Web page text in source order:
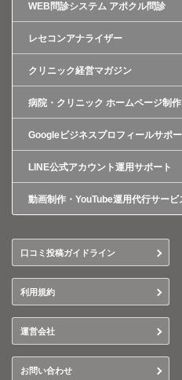
WEB問診システム アポクル問診
レセコンアナライザー
クリニック経営マガジン
病院・クリニック ホームページ制作
Googleビジネスプロフィールサポ
LINE公式アカウント運用サポート
動画制作・YouTube運用代行サービ
口コミ投稿ガイドライン
利用規約
運営会社
お問い合わせ